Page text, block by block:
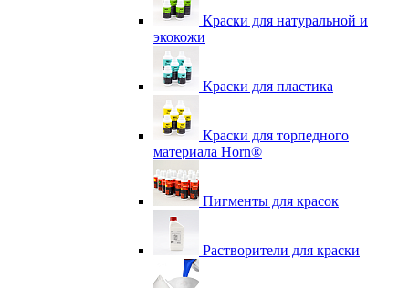
Краски для натуральной и
экокожи
Краски для пластика
Краски для торпедного
материала Horn®
Пигменты для красок
Растворители для краски